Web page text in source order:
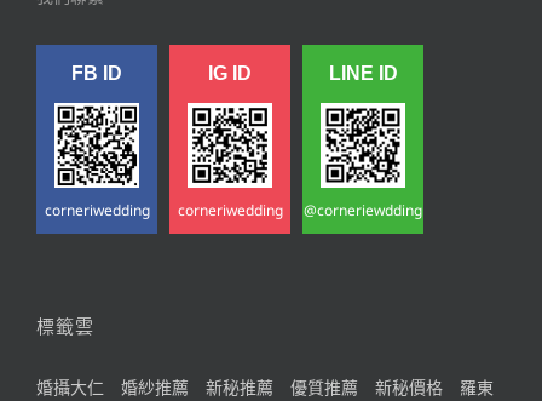
FB ID
corneriwedding
IG ID
corneriwedding
LINE ID
@corneriewdding
標籤雲
婚攝大仁 婚紗推薦 新秘推薦 優質推薦 新秘價格
羅東